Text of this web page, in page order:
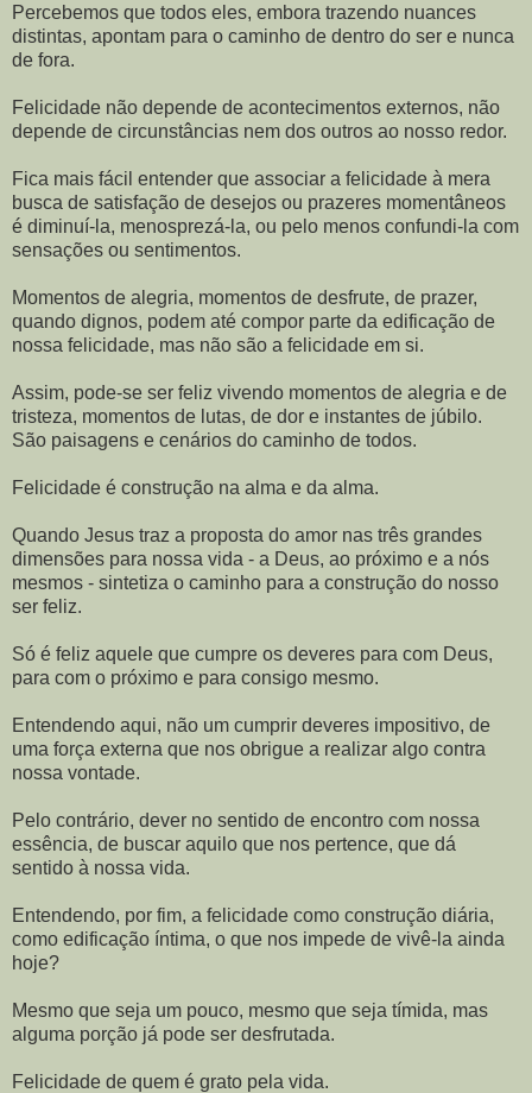
Percebemos que todos eles, embora trazendo nuances
distintas, apontam para o caminho de dentro do ser e nunca
de fora.
Felicidade não depende de acontecimentos externos, não
depende de circunstâncias nem dos outros ao nosso redor.
Fica mais fácil entender que associar a felicidade à mera
busca de satisfação de desejos ou prazeres momentâneos
é diminuí-la, menosprezá-la, ou pelo menos confundi-la com
sensações ou sentimentos.
Momentos de alegria, momentos de desfrute, de prazer,
quando dignos, podem até compor parte da edificação de
nossa felicidade, mas não são a felicidade em si.
Assim, pode-se ser feliz vivendo momentos de alegria e de
tristeza, momentos de lutas, de dor e instantes de júbilo.
São paisagens e cenários do caminho de todos.
Felicidade é construção na alma e da alma.
Quando Jesus traz a proposta do amor nas três grandes
dimensões para nossa vida - a Deus, ao próximo e a nós
mesmos - sintetiza o caminho para a construção do nosso
ser feliz.
Só é feliz aquele que cumpre os deveres para com Deus,
para com o próximo e para consigo mesmo.
Entendendo aqui, não um cumprir deveres impositivo, de
uma força externa que nos obrigue a realizar algo contra
nossa vontade.
Pelo contrário, dever no sentido de encontro com nossa
essência, de buscar aquilo que nos pertence, que dá
sentido à nossa vida.
Entendendo, por fim, a felicidade como construção diária,
como edificação íntima, o que nos impede de vivê-la ainda
hoje?
Mesmo que seja um pouco, mesmo que seja tímida, mas
alguma porção já pode ser desfrutada.
Felicidade de quem é grato pela vida.